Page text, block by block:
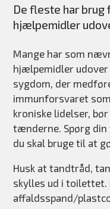
Find din tandlægevagt
De fleste har brug
hjælpemidler
Mange har som
hjælpemidler udover
sygdom, der
immunforsvaret
kroniske lidelser,
tænderne. Spørg
du skal bruge til at
Husk at tandtråd,
skylles ud i toilettet.
affaldsspand/